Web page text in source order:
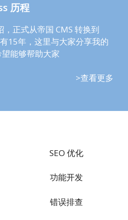
历程
正式从帝国 CMS 转换到
15年，这里与大家分享我的
能够帮助大家
>查看更多
SEO 优化
功能开发
错误排查